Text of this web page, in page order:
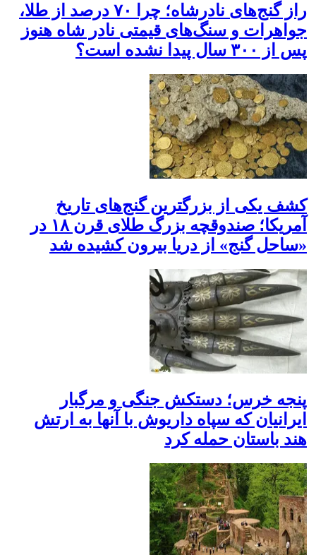
راز گنج‌های نادرشاه؛ چرا ۷۰ درصد از طلا،
جواهرات و سنگ‌های قیمتی نادر شاه هنوز
پس از ۳۰۰ سال پیدا نشده است؟
کشف یکی از بزرگترین گنج‌های تاریخ
آمریکا؛ صندوقچه بزرگ طلای قرن ۱۸ در
«ساحل گنج» از دریا بیرون کشیده شد
پنجه خرس؛ دستکش جنگی و مرگبار
ایرانیان که سپاه داریوش با آنها به ارتش
هند باستان حمله کرد